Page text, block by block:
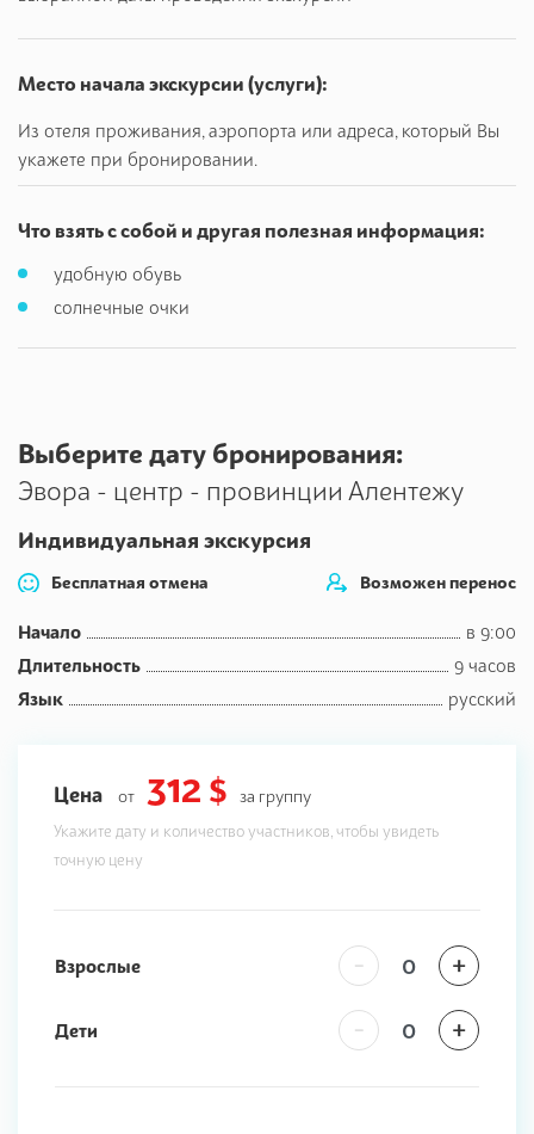
Место начала экскурсии (услуги):
Из отеля проживания, аэропорта или адреса, который Вы
укажете при бронировании.
Что взять с собой и другая полезная информация:
удобную обувь
солнечные очки
Выберите дату бронирования:
Эвора - центр - провинции Алентежу
Индивидуальная экскурсия
Бесплатная отмена Возможен перенос
Начало
в 9:00
Длительность
9 часов
Язык
русский
Цена от 312 $ за группу
Укажите дату и количество участников, чтобы увидеть
точную цену
Взрослые - +
Дети - +